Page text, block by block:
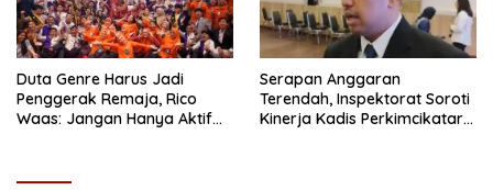
Duta Genre Harus Jadi
Penggerak Remaja, Rico
Waas: Jangan Hanya Aktif
Serapan Anggaran
Terendah, Inspektorat Soroti
Kinerja Kadis Perkimcikataru